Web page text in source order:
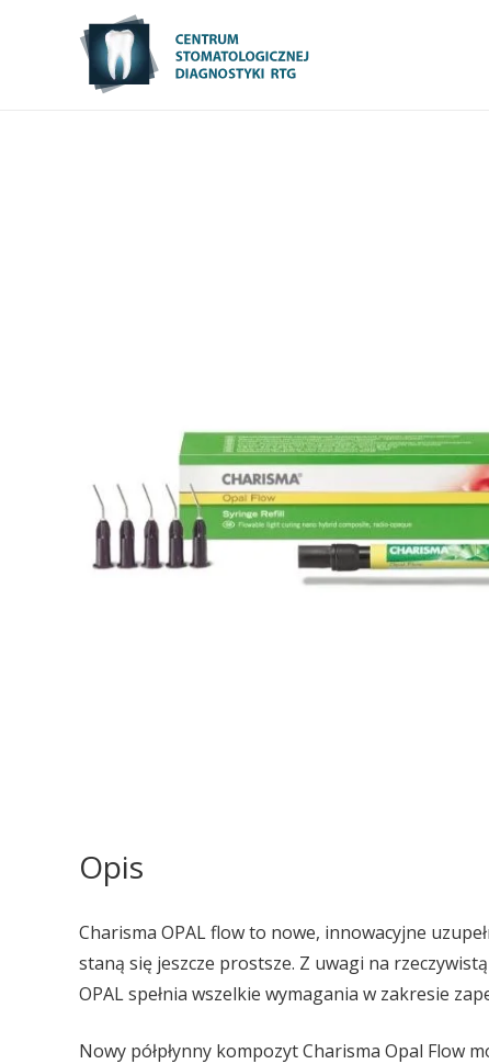
Opis
Charisma OPAL flow to nowe, innowacyjne
staną się jeszcze prostsze. Z uwagi na
OPAL spełnia wszelkie wymagania w zakresie
Nowy półpłynny kompozyt Charisma Opal Flow